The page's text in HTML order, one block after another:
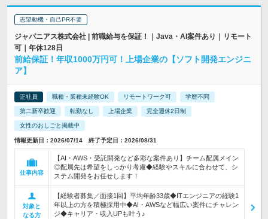
志望動機・自己PR不要
ジャパニアス株式会社 | 前職給与を保証！｜Java・AI案件あり｜リモート
可｜年休128日
前給保証！年収1000万円可！上場企業の【ソフト開発エンジニ
ア】
正社員 職種・業種未経験OK リモートワーク可 学歴不問
第二新卒歓迎 転勤なし 上場企業 完全週休2日制
女性のおしごと掲載中
情報更新日：2026/07/14 終了予定日：2026/08/31
仕事内容
【AI・AWS・受託開発など多彩な案件あり】チーム配属メイン
◎配属先は希望をしっかり考慮◆経験やスキルに合わせて、シ
ステム開発をお任せします！
対象と
なる方
【経験者募集／面接1回】平均年齢33歳◆ITエンジニアの経験1
年以上の方を積極採用中◆AI・AWSなど幅広い案件にチャレン
ジ◆キャリア・収入UPも叶う♪